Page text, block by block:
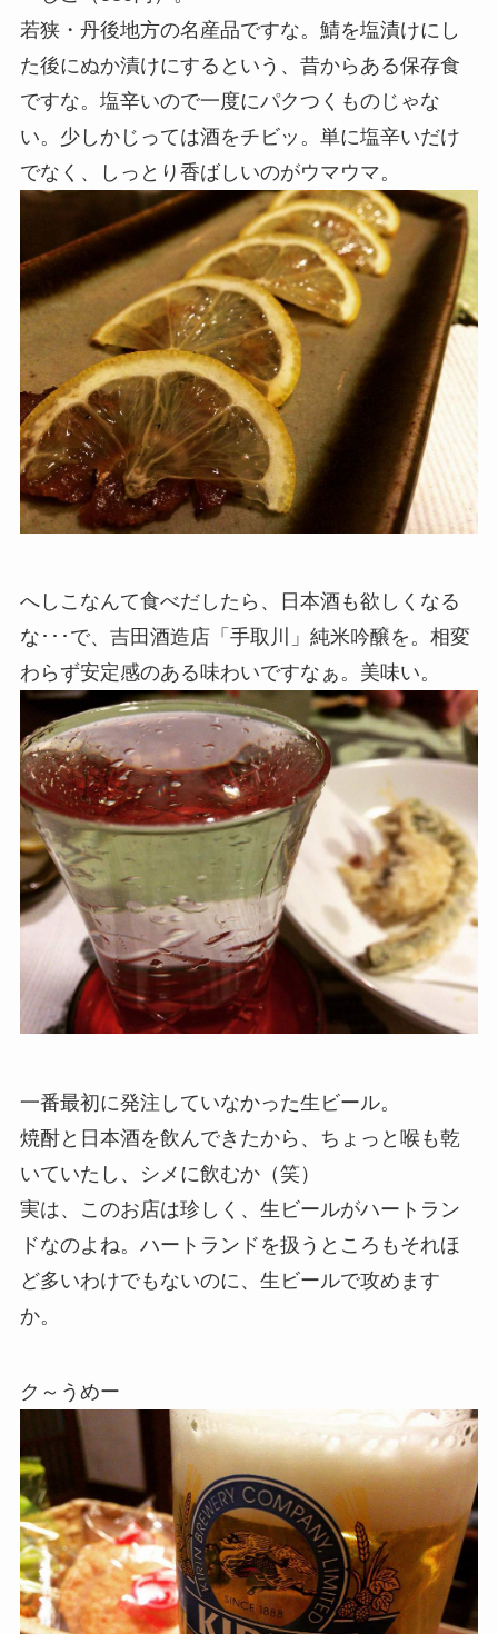
若狭・丹後地方の名産品ですな。鯖を塩漬けにし
た後にぬか漬けにするという、昔からある保存食
ですな。塩辛いので一度にパクつくものじゃな
い。少しかじっては酒をチビッ。単に塩辛いだけ
でなく、しっとり香ばしいのがウマウマ。
へしこなんて食べだしたら、日本酒も欲しくなる
な･･･で、吉田酒造店「手取川」純米吟醸を。相変
わらず安定感のある味わいですなぁ。美味い。
一番最初に発注していなかった生ビール。
焼酎と日本酒を飲んできたから、ちょっと喉も乾
いていたし、シメに飲むか（笑）
実は、このお店は珍しく、生ビールがハートラン
ドなのよね。ハートランドを扱うところもそれほ
ど多いわけでもないのに、生ビールで攻めます
か。
ク～うめー